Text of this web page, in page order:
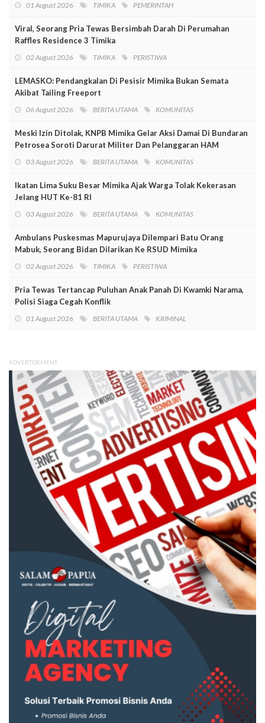
01 August 2026 TIMIKA PEMERINTAH
Viral, Seorang Pria Tewas Bersimbah Darah Di Perumahan
Raffles Residence 3 Timika
02 August 2026 TIMIKA PERISTIWA
LEMASKO: Pendangkalan Di Pesisir Mimika Bukan Semata
Akibat Tailing Freeport
06 August 2026 BERITA UTAMA KOMUNITAS
Meski Izin Ditolak, KNPB Mimika Gelar Aksi Damai Di Bundaran
Petrosea Soroti Darurat Militer Dan Pelanggaran HAM
03 August 2026 BERITA UTAMA KOMUNITAS
Ikatan Lima Suku Besar Mimika Ajak Warga Tolak Kekerasan
Jelang HUT Ke-81 RI
03 August 2026 BERITA UTAMA KOMUNITAS
Ambulans Puskesmas Mapurujaya Dilempari Batu Orang
Mabuk, Seorang Bidan Dilarikan Ke RSUD Mimika
02 August 2026 TIMIKA PERISTIWA
Pria Tewas Tertancap Puluhan Anak Panah Di Kwamki Narama,
Polisi Siaga Cegah Konflik
01 August 2026 BERITA UTAMA KRIMINAL
ADVERTISEMENT